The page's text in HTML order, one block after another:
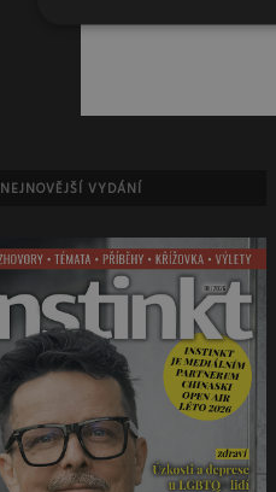
NEJNOVĚJŠÍ VYDÁNÍ